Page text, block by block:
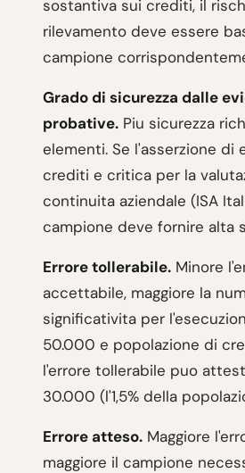
sostantiva sui crediti, il
rilevamento deve essere
campione
Grado di sicurezza dalle
probative. Piu sicurezza
elementi. Se l'asserzione di
crediti e critica per la
continuita aziendale (ISA
campione deve fornire alta
Errore tollerabile. Minore
accettabile, maggiore la
significativita per
50.000 e popolazione di
l'errore tollerabile puo
30.000 (l'1,5% della
Errore atteso. Maggiore
maggiore il campione